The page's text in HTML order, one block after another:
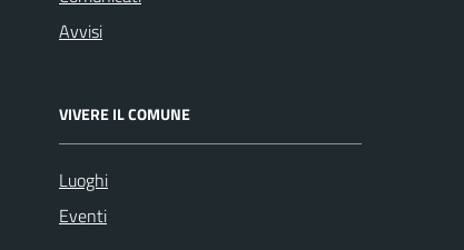
Avvisi
VIVERE IL COMUNE
Luoghi
Eventi